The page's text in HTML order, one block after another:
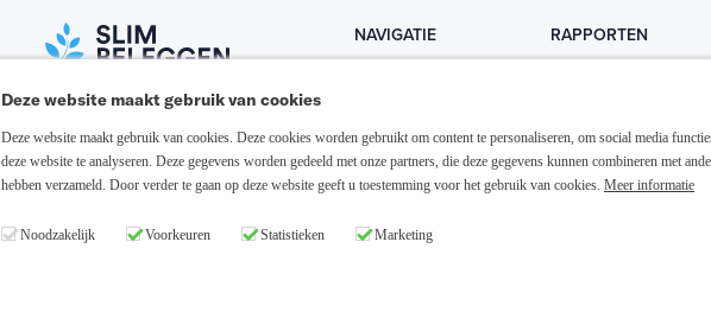
NAVIGATIE
Media links
RAPPORTEN
Dividend
Deze website maakt gebruik van cookies
Deze website maakt gebruik van cookies. Deze cookies worden gebruikt om content te personaliseren, om social media
deze website te analyseren. Deze gegevens worden gedeeld met onze partners, die deze gegevens kunnen combineren met
hebben verzameld. Door verder te gaan op deze website geeft u toestemming voor het gebruik van cookies. Meer informatie
Noodzakelijk Voorkeuren Statistieken Marketing